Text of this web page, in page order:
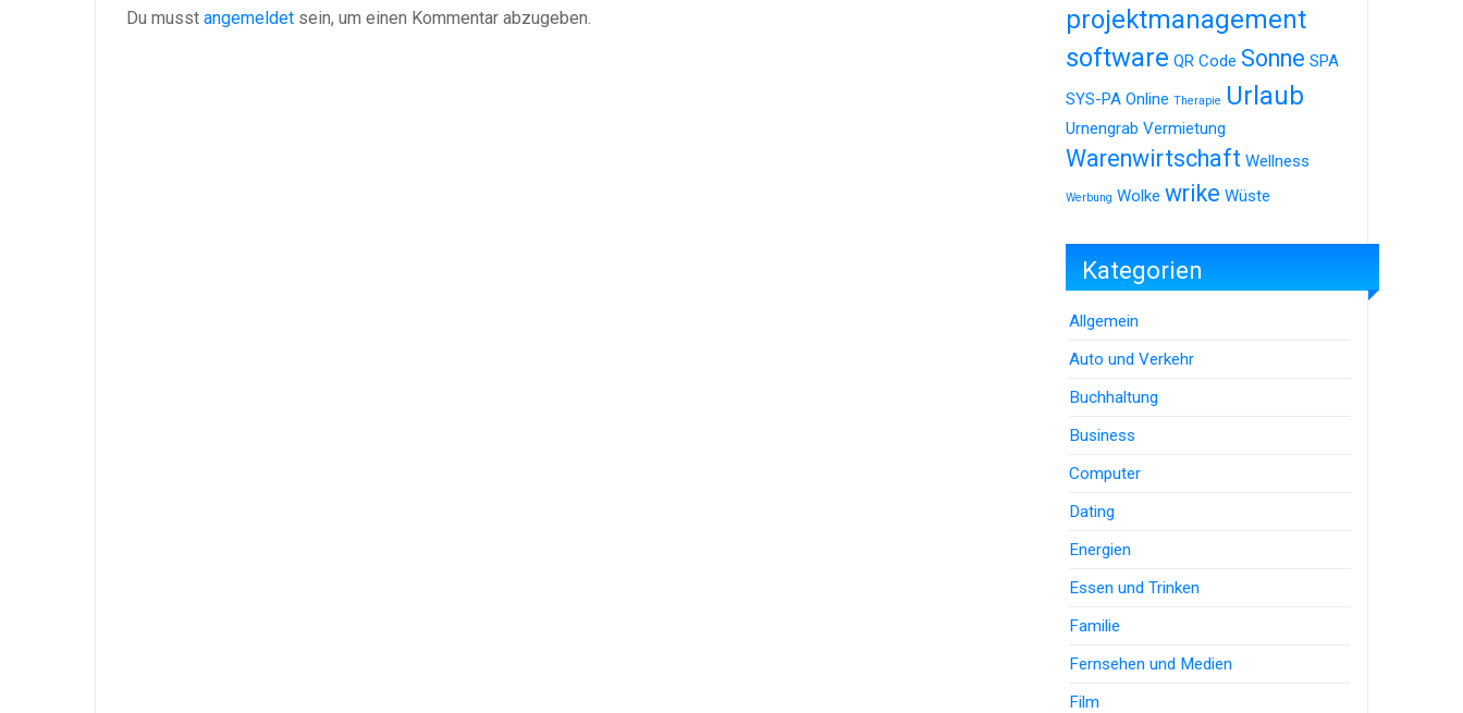
Du musst angemeldet sein, um einen Kommentar abzugeben.
projektmanagement
software QR Code Sonne SPA
SYS-PA Online Therapie Urlaub
Urnengrab Vermietung
Warenwirtschaft Wellness
Werbung Wolke wrike Wüste
Kategorien
Allgemein
Auto und Verkehr
Buchhaltung
Business
Computer
Dating
Energien
Essen und Trinken
Familie
Fernsehen und Medien
Film